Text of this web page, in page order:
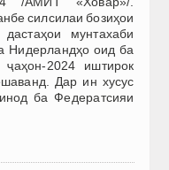
силсилаи бозиҳои
мунтахаби
Нидерландҳо оид ба
2024 иштирок
Дар ин хусус
ба Федератсияи